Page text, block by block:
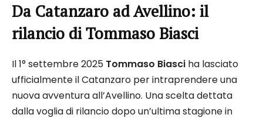
Da Catanzaro ad Avellino: il
rilancio di Tommaso Biasci
Il 1° settembre 2025 Tommaso Biasci ha lasciato
ufficialmente il Catanzaro per intraprendere una
nuova avventura all’Avellino. Una scelta dettata
dalla voglia di rilancio dopo un’ultima stagione in